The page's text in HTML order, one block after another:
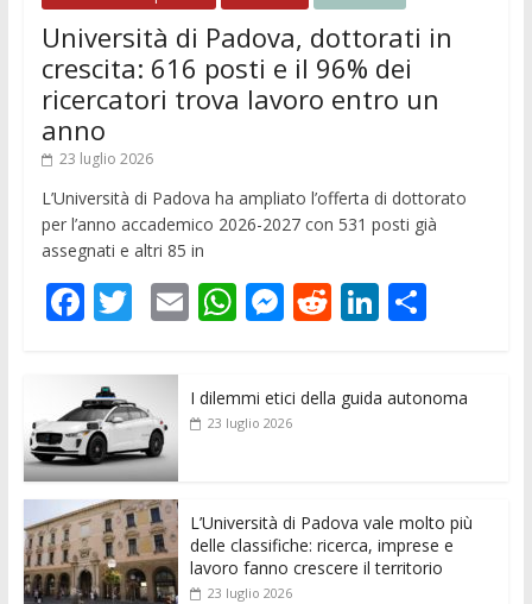
Università di Padova, dottorati in
crescita: 616 posti e il 96% dei
ricercatori trova lavoro entro un
anno
23 luglio 2026
L’Università di Padova ha ampliato l’offerta di dottorato
per l’anno accademico 2026-2027 con 531 posti già
assegnati e altri 85 in
F
e
b
o
o
k
T
itt
er
E
ai
l
W
s
p
M
ss
e
er
R
di
Li
e
C
di
I dilemmi etici della guida autonoma
23 luglio 2026
L’Università di Padova vale molto più
delle classifiche: ricerca, imprese e
lavoro fanno crescere il territorio
23 luglio 2026